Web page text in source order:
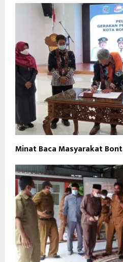
Minat Baca Masyarakat